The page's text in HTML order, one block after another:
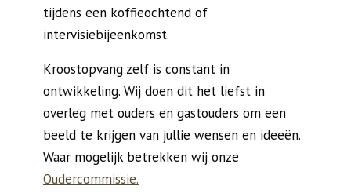
tijdens een koffieochtend of
intervisiebijeenkomst.
Kroostopvang zelf is constant in
ontwikkeling. Wij doen dit het liefst in
overleg met ouders en gastouders om een
beeld te krijgen van jullie wensen en ideeën.
Waar mogelijk betrekken wij onze
Oudercommissie.